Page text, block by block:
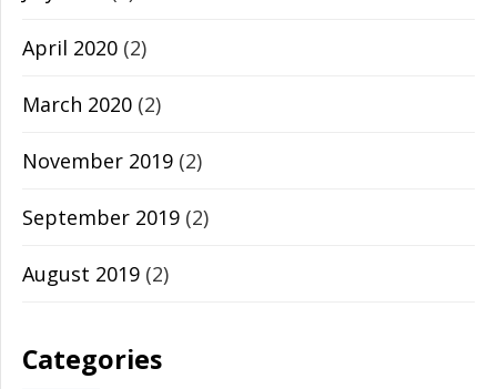
April 2020 (2)
March 2020 (2)
November 2019 (2)
September 2019 (2)
August 2019 (2)
Categories